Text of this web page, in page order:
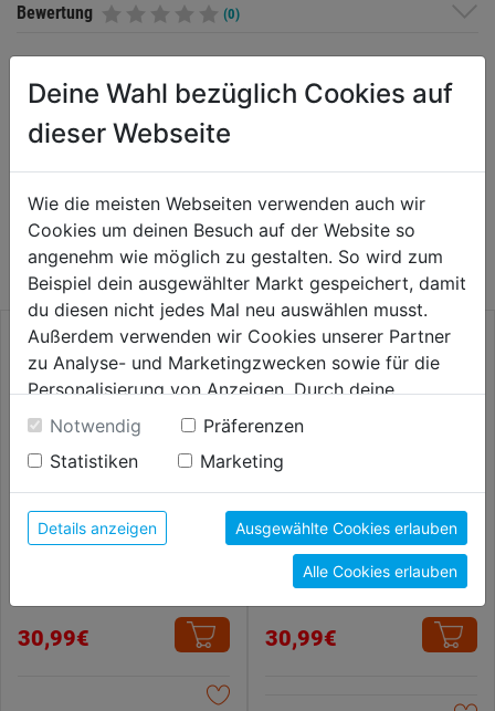
Bewertung (0)
HERSTELLERINFORMATIONEN
WEITERE PRODUKTE AUS DIESER
KATEGORIE
30,99€
Rollmeter Tri-Matic TM
30,99€
Deine Wahl bezüglich Cookies auf
dieser Webseite
Wie die meisten Webseiten verwenden auch wir
Cookies um deinen Besuch auf der Website so
angenehm wie möglich zu gestalten. So wird zum
Beispiel dein ausgewählter Markt gespeichert, damit
du diesen nicht jedes Mal neu auswählen musst.
Außerdem verwenden wir Cookies unserer Partner
zu Analyse- und Marketingzwecken sowie für die
Personalisierung von Anzeigen. Durch deine
Einwilligung werden die Daten von Drittanbieter,
unter anderem auch in den USA, verarbeitet.
Durch Klick auf "Alle Cookies erlauben" stimmst du
der Verwendung aller Cookies zu. Unter "Details
anzeigen" findest du alle Infos zu den
unterschiedlichen Cookies, unter "Cookies
Konfigurieren" kannst du auswählen, welche Cookies
du zulassen möchtest und welche nicht.
Weitere Informationen findest du in unserer
Datenschutzerklärung.
Notwendig
Präferenzen
Statistiken
Marketing
Details anzeigen Ausgewählte Cookies erlauben
Alle Cookies erlauben